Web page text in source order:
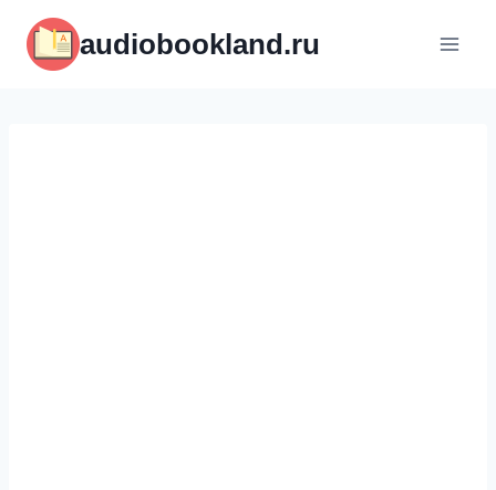
содержимому
audiobookland.ru